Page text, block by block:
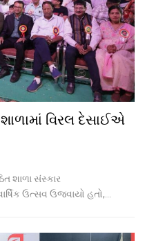
વિરલ દેસાઈએ
શાળા સંસ્કાર
ઉત્સવ ઉજવાયો હતો,…